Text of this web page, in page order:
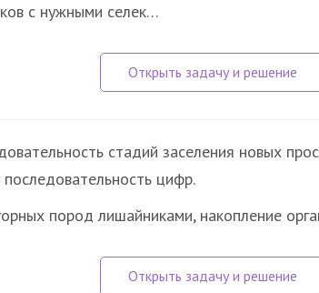
с нужными селек…
стадий заселения новых
цифр.
пород лишайниками, накопление